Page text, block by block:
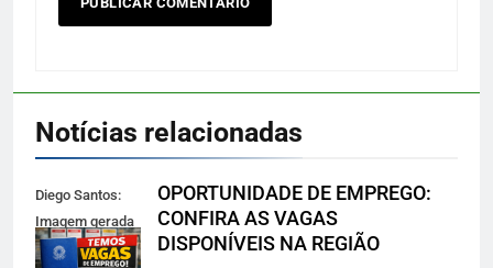
Notícias relacionadas
Diego Santos:
Imagem gerada
por IA
OPORTUNIDADE DE EMPREGO:
CONFIRA AS VAGAS
DISPONÍVEIS NA REGIÃO